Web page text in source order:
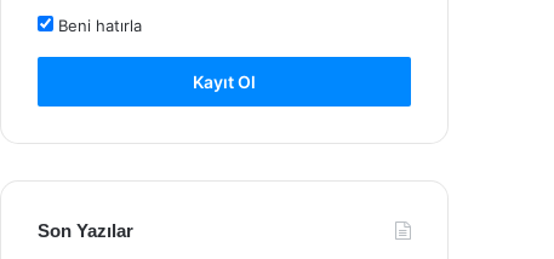
Beni hatırla
Kayıt Ol
Son Yazılar